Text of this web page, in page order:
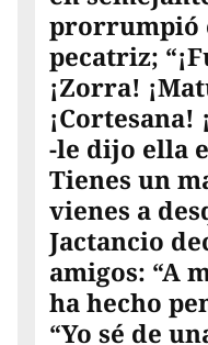
prorrumpió
pecatriz;
¡Zorra!
¡Cortesana!
-le dijo ella
Tienes un
vienes a
Jactancio
amigos: “A
ha hecho
“Yo sé de